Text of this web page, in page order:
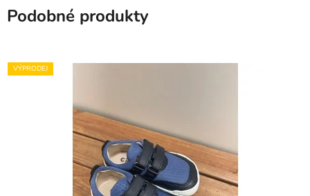
Podobné produkty
VÝPRODEJ